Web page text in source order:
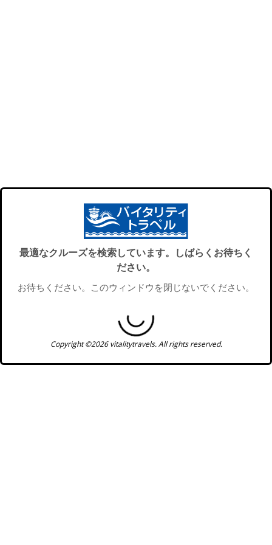
最適なクルーズを検索しています。しばらくお待ちく
ださい。
お待ちください。このウィンドウを閉じないでください。
Copyright ©2026 vitalitytravels. All rights reserved.